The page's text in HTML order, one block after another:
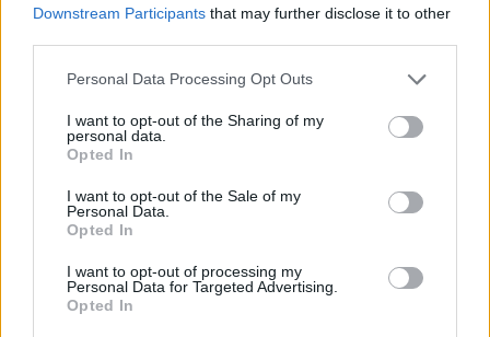
Downstream Participants that may further disclose it to other
Personal Data Processing Opt Outs
I want to opt-out of the Sharing of my
personal data.
Opted In
I want to opt-out of the Sale of my
Personal Data.
Opted In
I want to opt-out of processing my
Personal Data for Targeted Advertising.
Opted In
Zmiana tabloetek z Orliflique na Elliade
Od prawie 5 lat przyjmuję tabletki
antykoncepcyjne ORLIFLIQUE. Na lewym jajniku
mam pęcherzyk/torbiel, która w ciągu roku z 2
cm powiększyła się do 3 cm. Pani ginekolog
zasugerowała mi zmianę tabletek na Elliade,
tłumacząc, że są w nich silniejsze hormony i być
może zahamuje wzrost zmiany. Czy może ktoś
wyrazić opinię na ten temat? Czy powinnam
podjąć próbę zmiany tabletek, dodam że po
Orliflique nie mam żadnych skutków ubocznych.
Czy moze powinnam zmienić metodę
Forum: Antykoncepcja
Qlaira